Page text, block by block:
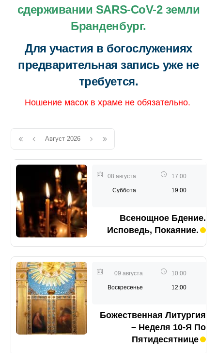
сдерживании SARS-CoV-2 земли
Бранденбург.
Для участия в богослужениях
предварительная запись уже не
требуется.
Ношение масок в храме не обязательно.
Август 2026
08 августа
Суббота
17:00
19:00
Всенощное Бдение.
Исповедь, Покаяние.
09 августа
Воскресенье
10:00
12:00
Божественная Литургия
– Неделя 10-Я По
Пятидесятнице